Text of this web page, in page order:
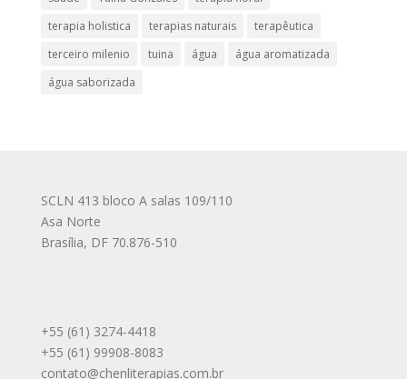
terapia holistica
terapias naturais
terapêutica
terceiro milenio
tuina água
água aromatizada
água saborizada
SCLN 413 bloco A salas 109/110
Asa Norte
Brasília, DF 70.876-510
+55 (61) 3274-4418
+55 (61) 99908-8083
contato@chenliterapias.com.br